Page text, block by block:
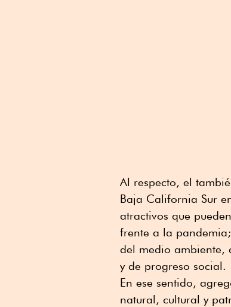
Al respecto, el
Baja California Sur
atractivos que
frente a la
del medio ambiente,
y de progreso social.
En ese sentido,
natural, cultural y